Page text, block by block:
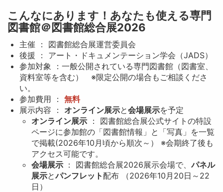
こんなにあります！あなたも使える専門
図書館＠図書館総合展2026
主催 ： 図書館総合展運営委員会
後援 ： アート・ドキュメンテーション学会（JADS）
参加対象 ：一般公開されている専門図書館（図書室、
資料室等を含む） ※限定公開の場合もご相談くださ
い。
参加費用 ： 無料
展示内容 ： オンライン展示と会場展示を予定
オンライン展示： 図書館総合展公式サイトの特設
ページに参加館の「図書館情報」と「写真」を一覧
で掲載(2026年10月頃から順次～） ※会期終了後も
アクセス可能です。
会場展示 ： 図書館総合展2026展示会場で、パネル
展示とパンフレット配布 （2026年10月20日～22
日）